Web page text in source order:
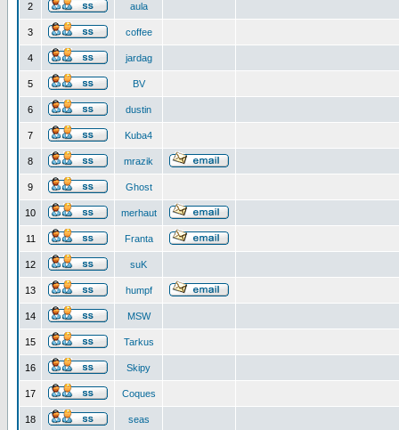
2 aula
3 coffee
4 jardag
5 BV
6 dustin
7 Kuba4
8 mrazik
9 Ghost
10 merhaut
11 Franta
12 suK
13 humpf
14 MSW
15 Tarkus
16 Skipy
17 Coques
18 seas